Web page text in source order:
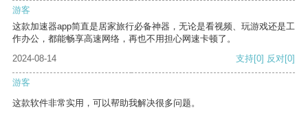
游客
这款加速器app简直是居家旅行必备神器，无论是看视频、玩游戏还是工
作办公，都能畅享高速网络，再也不用担心网速卡顿了。
2024-08-14
支持[0] 反对[0]
游客
这款软件非常实用，可以帮助我解决很多问题。